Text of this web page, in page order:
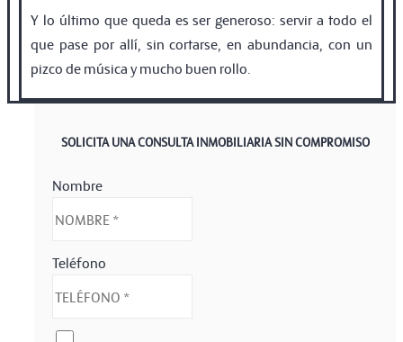
Y lo último que queda es ser generoso: servir a todo el
que pase por allí, sin cortarse, en abundancia, con un
pizco de música y mucho buen rollo.
SOLICITA UNA CONSULTA INMOBILIARIA SIN COMPROMISO
Nombre
Teléfono